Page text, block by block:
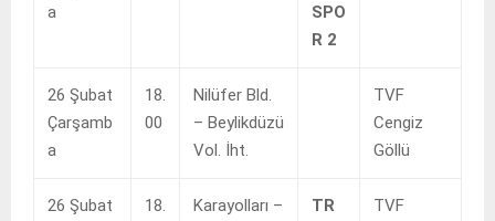
a
SPO
R 2
26 Şubat
Çarşamb
a
18.
00
Nilüfer Bld.
– Beylikdüzü
Vol. İht.
TVF
Cengiz
Göllü
26 Şubat
18.
Karayolları –
TR
TVF